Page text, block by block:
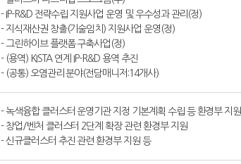
- IP-R&D 전략수립 지원사업 운영 및 우수성과 관리(정)
- 지식재산권 창출(기술임치) 지원사업 운영(정)
- 그린하이브 플랫폼 구축사업(정)
- (용역) KISTA 연계 IP-R&D 용역 추진
- (공통) 오염관리 분야(전담매니저:14개사)
- 녹색융합 클러스터 운영기관 지정 기본계획 수립 등 환경부 지원
- 창업/벤처 클러스터 2단계 확장 관련 환경부 지원
- 신규클러스터 추진 관련 환경부 지원 등